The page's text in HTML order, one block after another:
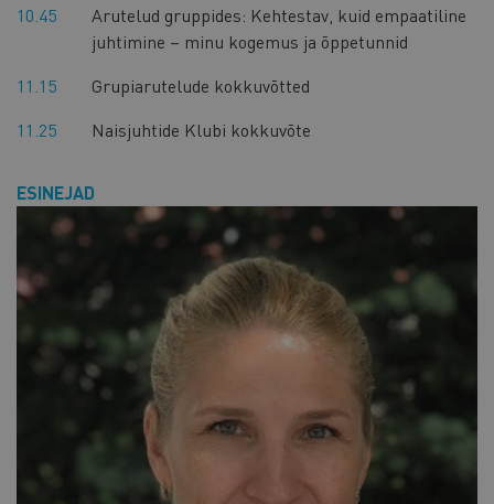
10.45
Arutelud gruppides: Kehtestav, kuid empaatiline
juhtimine – minu kogemus ja õppetunnid
11.15
Grupiarutelude kokkuvõtted
11.25
Naisjuhtide Klubi kokkuvõte
ESINEJAD